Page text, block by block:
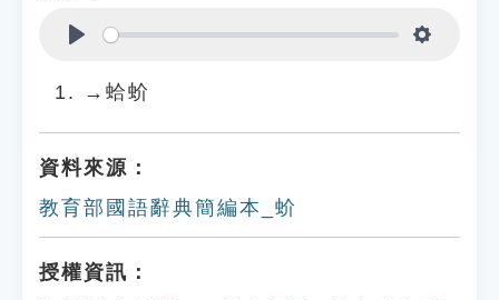
→蛤蚧
資料來源：
教育部國語辭典簡編本_蚧
授權資訊：